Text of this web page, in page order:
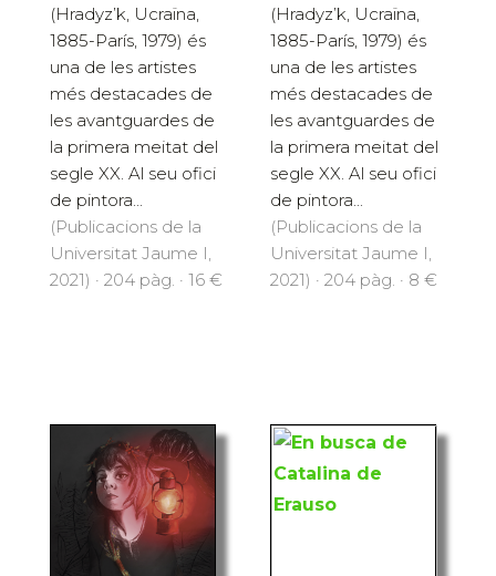
(Hradyz’k, Ucraïna,
1885-París, 1979) és
una de les artistes
més destacades de
les avantguardes de
la primera meitat del
segle XX. Al seu ofici
de pintora...
(Publicacions de la
Universitat Jaume I,
2021) · 204 pàg. · 16 €
(Hradyz’k, Ucraïna,
1885-París, 1979) és
una de les artistes
més destacades de
les avantguardes de
la primera meitat del
segle XX. Al seu ofici
de pintora...
(Publicacions de la
Universitat Jaume I,
2021) · 204 pàg. · 8 €